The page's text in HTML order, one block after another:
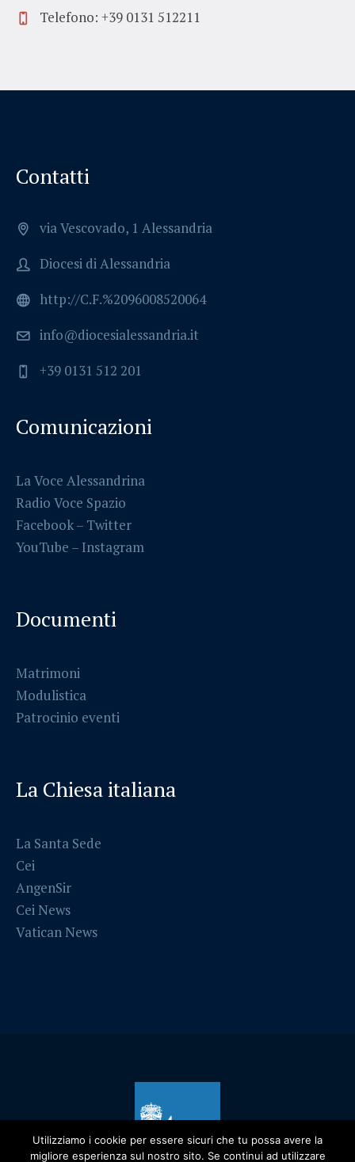
Telefono: +39 0131 512211
Contatti
via Vescovado, 1 Alessandria
Diocesi di Alessandria
http://C.F.%2096008520064
info@diocesialessandria.it
+39 0131 512 201
Comunicazioni
La Voce Alessandrina
Radio Voce Spazio
Facebook– Twitter
YouTube – Instagram
Documenti
Matrimoni
Modulistica
Patrocinio eventi
La Chiesa italiana
La Santa Sede
Cei
AngenSir
Cei News
Vatican News
Utilizziamo i cookie per essere sicuri che tu possa avere la
migliore esperienza sul nostro sito. Se continui ad utilizzare